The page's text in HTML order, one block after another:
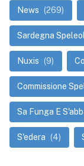
News (269)
Sardegna
Nuxis (9)
Commissione
Sa Funga E
S'edera (4)